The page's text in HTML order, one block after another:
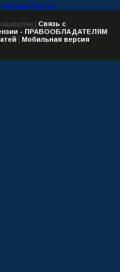
| Связь с
- ПРАВООБЛАДАТЕЛЯМ
Мобильная версия